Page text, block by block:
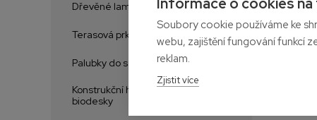
Dřevěné lamely na zeď
Terasová prkna
Palubky do sauny
Konstrukční hranoly, desky a
biodesky
Soubory cookie používáme ke
webu, zajištění fungování funkcí
reklam.
Zjistit více